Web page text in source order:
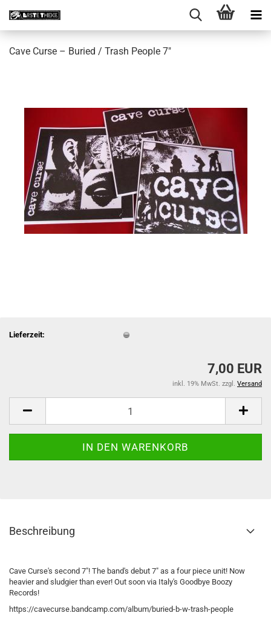
Cave Curse ‎– Buried / Trash People 7"
Lieferzeit:
7,00 EUR
inkl. 19% MwSt. zzgl. Versand
Beschreibung
Cave Curse's second 7"! The band's debut 7" as a four piece unit! Now
heavier and sludgier than ever! Out soon via Italy's Goodbye Boozy
Records!
https://cavecurse.bandcamp.com/album/buried-b-w-trash-people